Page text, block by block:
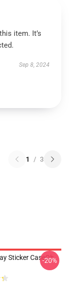
item. It’s
Sep 8, 2024
1 / 3
Sticker CaseOh
-20%